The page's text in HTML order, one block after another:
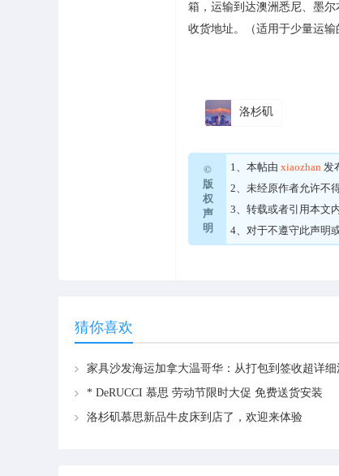
箱，运输到达澳洲悉尼、墨
收货地址。（适用于少量运输
洛杉矶
©
版
权
声
明
1、本帖由 xiaozhan 发
2、未经原作者允许不
3、转载或者引用本文
4、对于不遵守此声明
猜你喜欢
家具沙发海运加拿大温哥华：从打包到签收超详
* DeRUCCI 慕思 劳动节限时大促 免费送货安装
洛杉矶慕思新品牛皮床到店了，欢迎来体验